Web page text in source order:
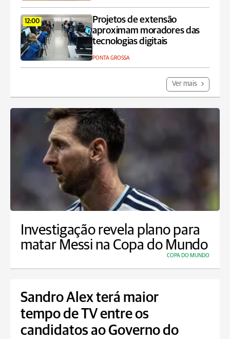
12:00
Projetos de extensão
aproximam moradores das
tecnologias digitais
PONTA GROSSA
Ver mais
Investigação revela plano para
matar Messi na Copa do Mundo
COPA DO MUNDO
Sandro Alex terá maior
tempo de TV entre os
candidatos ao Governo do